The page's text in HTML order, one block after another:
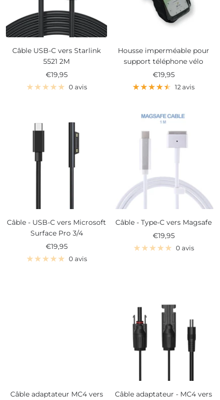
Câble USB-C vers Starlink
5521 2M
Prix
de
€19,95
0 avis
Housse imperméable pour
support téléphone vélo
Prix
de
€19,95
12 avis
Câble - USB-C vers Microsoft
Surface Pro 3/4
Prix
de
€19,95
0 avis
Câble - Type-C vers Magsafe
Prix
de
€19,95
0 avis
Câble adaptateur MC4 vers
Câble adaptateur - MC4 vers